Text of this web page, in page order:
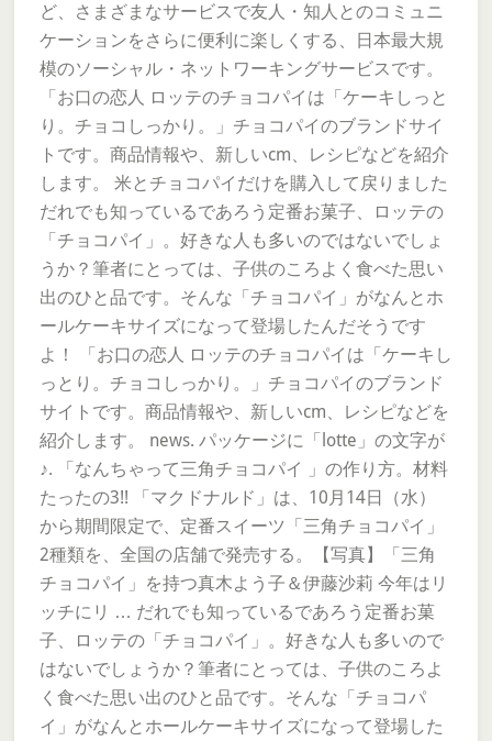
ど、さまざまなサービスで友人・知人とのコミュニ
ケーションをさらに便利に楽しくする、日本最大規
模のソーシャル・ネットワーキングサービスです。
「お口の恋人 ロッテのチョコパイは「ケーキしっと
り。チョコしっかり。」チョコパイのブランドサイ
トです。商品情報や、新しいcm、レシピなどを紹介
します。 米とチョコパイだけを購入して戻りました
だれでも知っているであろう定番お菓子、ロッテの
「チョコパイ」。好きな人も多いのではないでしょ
うか？筆者にとっては、子供のころよく食べた思い
出のひと品です。そんな「チョコパイ」がなんとホ
ールケーキサイズになって登場したんだそうです
よ！ 「お口の恋人 ロッテのチョコパイは「ケーキし
っとり。チョコしっかり。」チョコパイのブランド
サイトです。商品情報や、新しいcm、レシピなどを
紹介します。 news. パッケージに「lotte」の文字が
♪. 「なんちゃって三角チョコパイ 」の作り方。材料
たったの3!! 「マクドナルド」は、10月14日（水）
から期間限定で、定番スイーツ「三角チョコパイ」
2種類を、全国の店舗で発売する。【写真】「三角
チョコパイ」を持つ真木よう子＆伊藤沙莉 今年はリ
ッチにリ … だれでも知っているであろう定番お菓
子、ロッテの「チョコパイ」。好きな人も多いので
はないでしょうか？筆者にとっては、子供のころよ
く食べた思い出のひと品です。そんな「チョコパ
イ」がなんとホールケーキサイズになって登場した